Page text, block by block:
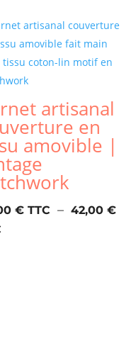
artisanal
en
amovible |
€ – 42,00 €
Plage